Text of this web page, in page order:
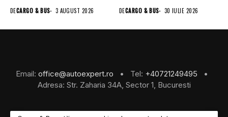
comerciale,...
DECARGO & BUS 3 AUGUST 2026
BursaTransport/123cargo să
își evalueze partenerii
după...
DECARGO & BUS 30 IULIE 2026
Email: office@autoexpert.ro • Tel: +40721249495
•
Adresa: Str. Zaharia 34A, Sector 1, Bucuresti